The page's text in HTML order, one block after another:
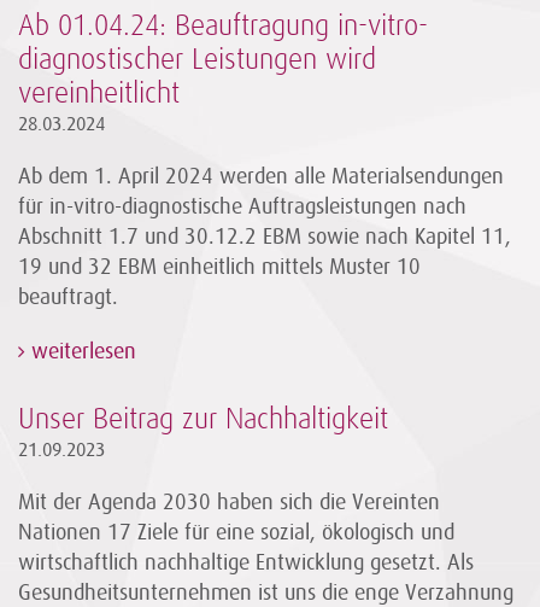
Ab 01.04.24: Beauftragung in-vitro-
diagnostischer Leistungen wird
vereinheitlicht
28.03.2024
Ab dem 1. April 2024 werden alle Materialsendungen
für in-vitro-diagnostische Auftragsleistungen nach
Abschnitt 1.7 und 30.12.2 EBM sowie nach Kapitel 11,
19 und 32 EBM einheitlich mittels Muster 10
beauftragt.
weiterlesen
Unser Beitrag zur Nachhaltigkeit
21.09.2023
Mit der Agenda 2030 haben sich die Vereinten
Nationen 17 Ziele für eine sozial, ökologisch und
wirtschaftlich nachhaltige Entwicklung gesetzt. Als
Gesundheitsunternehmen ist uns die enge Verzahnung